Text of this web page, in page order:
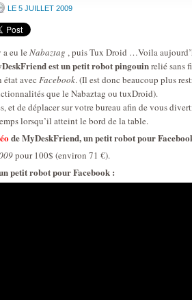
LE 5 JUILLET 2009
eu le Nabaztag , puis Tux Droid …Voila
est un petit robot pingouinrelié sans
état avec Facebook. (Il est donc beaucoup plus
que le Nabaztag ou tuxDroid).
et de déplacer sur votre bureau afin de vous
lorsqu’il atteint le bord de la table.
de MyDeskFriend, un petit robot pour
pour 100$ (environ 71 €).
petit robot pour Facebook :